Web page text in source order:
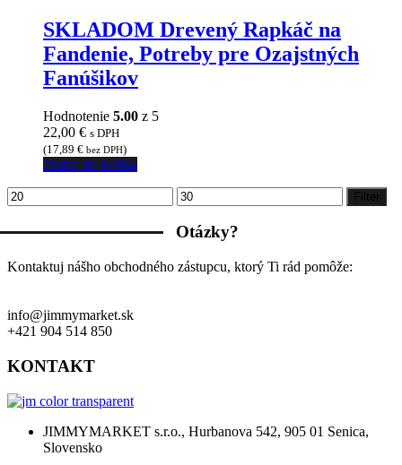
SKLADOM Drevený Rapkáč na
Fandenie, Potreby pre Ozajstných
Fanúšikov
Hodnotenie 5.00 z 5
22,00 € s DPH
(17,89 € bez DPH)
Pridať do košíka
Minimálna
cena
Maximálna
cena
Filter
Otázky?
Kontaktuj nášho obchodného zástupcu, ktorý Ti rád pomôže:
info@jimmymarket.sk
+421 904 514 850
KONTAKT
JIMMYMARKET s.r.o., Hurbanova 542, 905 01 Senica,
Slovensko